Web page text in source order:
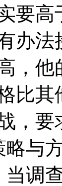
要
办法
，
比其
，
与方
查